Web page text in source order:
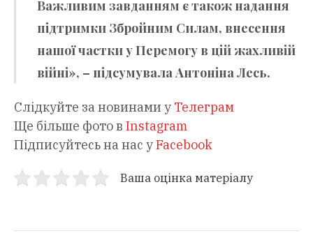
Важливим завданням є також надання
підтримки Збройним Силам, внесення
нашої частки у Перемогу в цій жахливій
війні», – підсумувала Антоніна Лесь.
Слідкуйте за новинами у Телеграм
Ще більше фото в Instagram
Підписуйтесь на нас уFacebook
Ваша оцінка матеріалу